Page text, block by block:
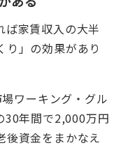
ば家賃収入の大半
」の効果があり
ワーキング・グル
30年間で2,000万円
後資金をまかなえ